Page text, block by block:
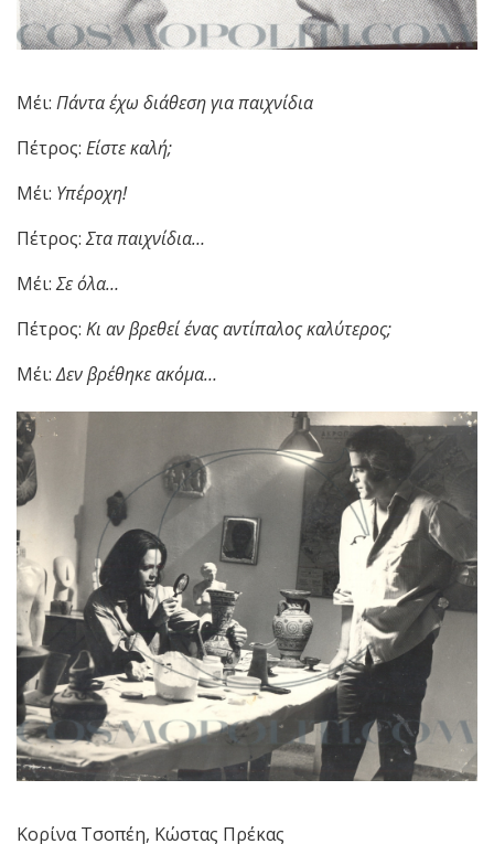
Μέι: Πάντα έχω διάθεση για παιχνίδια
Πέτρος: Είστε καλή;
Μέι: Υπέροχη!
Πέτρος:Στα παιχνίδια…
Μέι:Σε όλα…
Πέτρος: Κι αν βρεθεί ένας αντίπαλος καλύτερος;
Μέι:Δεν βρέθηκε ακόμα…
Κορίνα Τσοπέη, Κώστας Πρέκας